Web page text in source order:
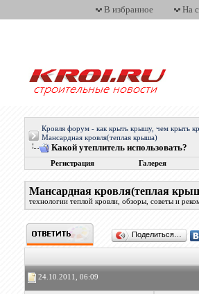
В избранное На
Кровля форум - как крыть крышу, чем крыть
Мансардная кровля(теплая крыша)
Какой утеплитель использовать?
Регистрация Галерея
Мансардная кровля(теплая
технологии теплой кровли, обзоры, советы и
Поделиться…
24.10.2011, 06:09